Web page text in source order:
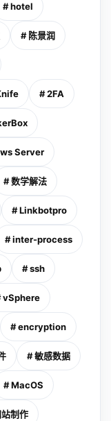
# hotel
# 陈景润
# 2FA
Server
# 数学解法
# Linkbotpro
# inter-process
# ssh
vSphere
# encryption
# 敏感数据
# MacOS
制作